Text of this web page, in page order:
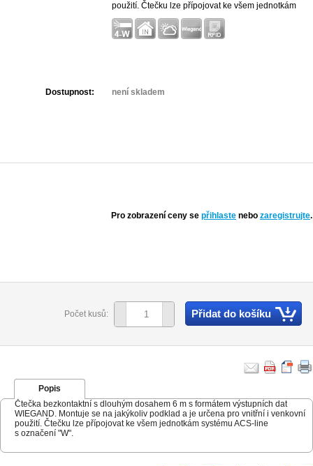
použití. Čtečku lze přípojovat ke všem jednotkám
systému ACS-line s označení "W".
Dostupnost: není skladem
Pro zobrazení ceny se přihlaste nebo zaregistrujte.
Počet kusů: Přidat do košíku
Popis
Čtečka bezkontaktní s dlouhým dosahem 6 m s formátem výstupních dat
WIEGAND. Montuje se na jakýkoliv podklad a je určena pro vnitřní i venkovní
použití. Čtečku lze přípojovat ke všem jednotkám systému ACS-line
s označení "W".